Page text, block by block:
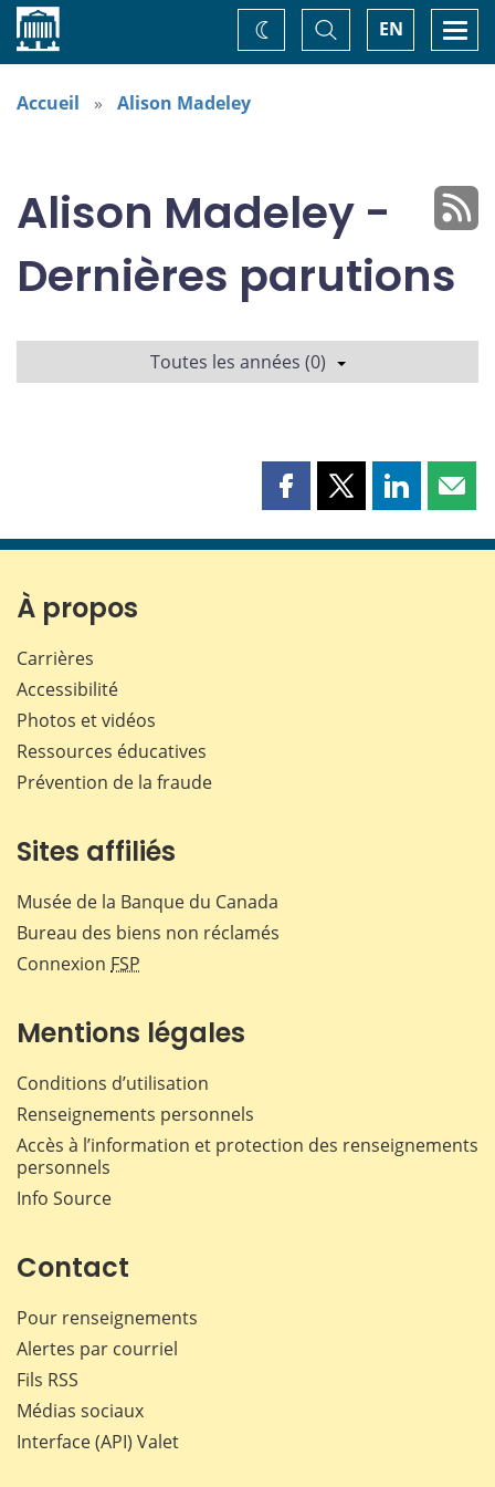
Accueil EN
Basculer
la
recherche
Changez
de
Accueil Alison Madeley
Alison Madeley -
Dernières parutions
Toutes les années (0)
Partager
page
Partager
page
Partager
page page
À propos
Carrières
Accessibilité
Photos et vidéos
Ressources éducatives
Prévention de la fraude
Sites affiliés
Musée de la Banque du Canada
Bureau des biens non réclamés
Connexion FSP
Mentions légales
Conditions d’utilisation
Renseignements personnels
Accès à l’information et protection des renseignements
personnels
Info Source
Contact
Pour renseignements
Alertes par courriel
Fils RSS
Médias sociaux
Interface (API) Valet